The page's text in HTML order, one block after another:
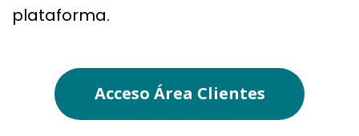
plataforma.
Acceso Área Clientes